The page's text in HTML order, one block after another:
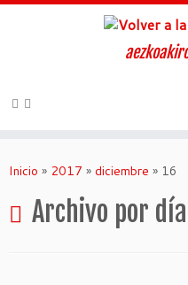
Inicio » 2017 » diciembre » 16
Archivo por